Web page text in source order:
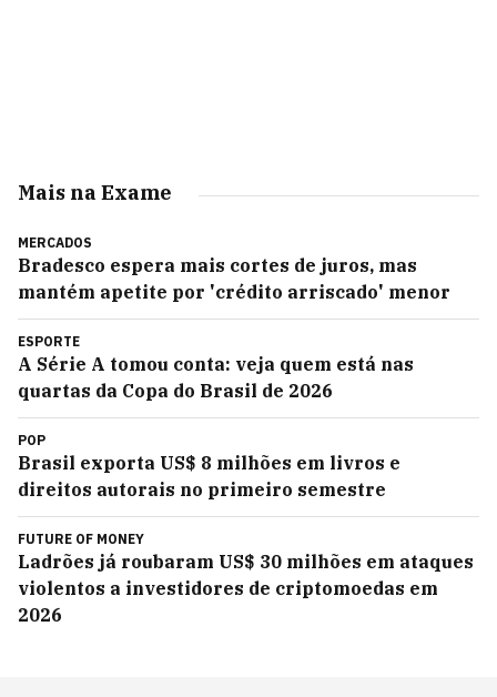
Mais na Exame
MERCADOS
Bradesco espera mais cortes de juros, mas
mantém apetite por 'crédito arriscado' menor
ESPORTE
A Série A tomou conta: veja quem está nas
quartas da Copa do Brasil de 2026
POP
Brasil exporta US$ 8 milhões em livros e
direitos autorais no primeiro semestre
FUTURE OF MONEY
Ladrões já roubaram US$ 30 milhões em ataques
violentos a investidores de criptomoedas em
2026